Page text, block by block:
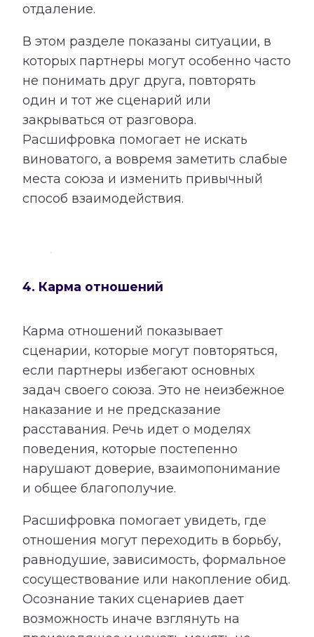
отдаление.
В этом разделе показаны ситуации, в
которых партнеры могут особенно часто
не понимать друг друга, повторять
один и тот же сценарий или
закрываться от разговора.
Расшифровка помогает не искать
виноватого, а вовремя заметить слабые
места союза и изменить привычный
способ взаимодействия.
4. Карма отношений
Карма отношений показывает
сценарии, которые могут повторяться,
если партнеры избегают основных
задач своего союза. Это не неизбежное
наказание и не предсказание
расставания. Речь идет о моделях
поведения, которые постепенно
нарушают доверие, взаимопонимание
и общее благополучие.
Расшифровка помогает увидеть, где
отношения могут переходить в борьбу,
равнодушие, зависимость, формальное
сосуществование или накопление обид.
Осознание таких сценариев дает
возможность иначе взглянуть на